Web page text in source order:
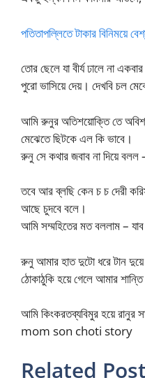
পতিতাপল্লিতে টাকার বিনিময়ে
তোর ছেলে যা বীর্য ঢালে না
পুরো ভাসিয়ে দেয়। দেখবি চল
আমি রুনুর অতিশয়োক্তি তে
মেঝেতে ছিটকে এল কি ভাবে।
রুনু সে কথার জবাব না দিয়ে বলল
তবে আর ব্লছি কেন চ চ দেরী
আছে চুদবে বলে।
আমি সম্মহিতের মত বললাম –
রুনু আমার হাত দুটো ধরে টান
ঠোকাঠুকি হয়ে গেলে আমার
আমি কিংকরতব্যবিমুর হয়ে রানুর
mom son choti story
Related